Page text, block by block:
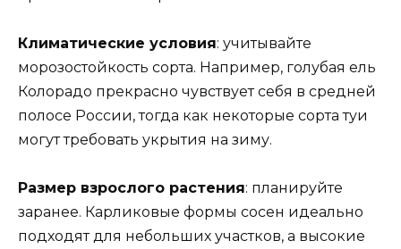
Климатические условия: учитывайте
морозостойкость сорта. Например, голубая ель
Колорадо прекрасно чувствует себя в средней
полосе России, тогда как некоторые сорта туи
могут требовать укрытия на зиму.
Размер взрослого растения: планируйте
заранее. Карликовые формы сосен идеально
подходят для небольших участков, а высокие